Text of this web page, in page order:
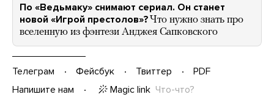
По «Ведьмаку» снимают сериал. Он станет
новой «Игрой престолов»? Что нужно знать про
вселенную из фэнтези Анджея Сапковского
Телеграм Фейсбук Твиттер
PDF
Напишите нам
Magic link Что-что?